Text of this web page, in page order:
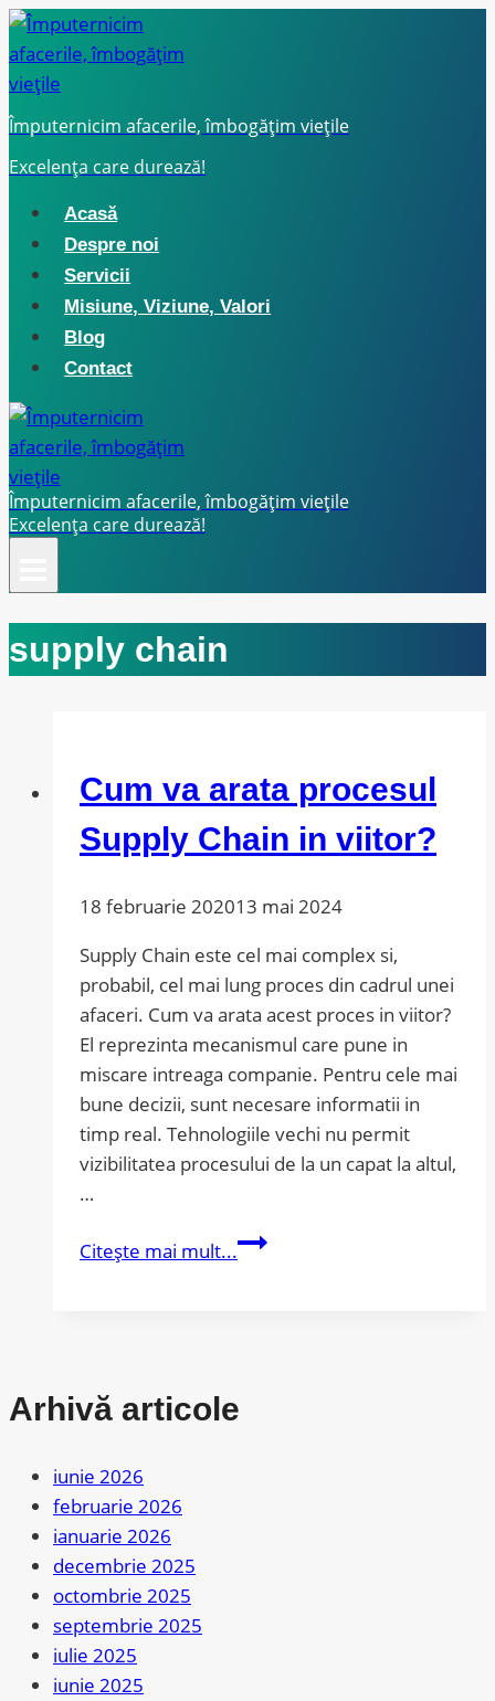
Skip
to
content
Împuternicim afacerile, îmbogățim viețile
Excelența care durează!
Acasă
Despre noi
Servicii
Misiune, Viziune, Valori
Blog
Contact
Împuternicim afacerile, îmbogățim viețile
Excelența care durează!
supply chain
Cum va arata procesul
Supply Chain in viitor?
18 februarie 202013 mai 2024
Supply Chain este cel mai complex si,
probabil, cel mai lung proces din cadrul unei
afaceri. Cum va arata acest proces in viitor?
El reprezinta mecanismul care pune in
miscare intreaga companie. Pentru cele mai
bune decizii, sunt necesare informatii in
timp real. Tehnologiile vechi nu permit
vizibilitatea procesului de la un capat la altul,
…
Citește mai mult...Cum
in
Arhivă articole
iunie 2026
februarie 2026
ianuarie 2026
decembrie 2025
octombrie 2025
septembrie 2025
iulie 2025
iunie 2025